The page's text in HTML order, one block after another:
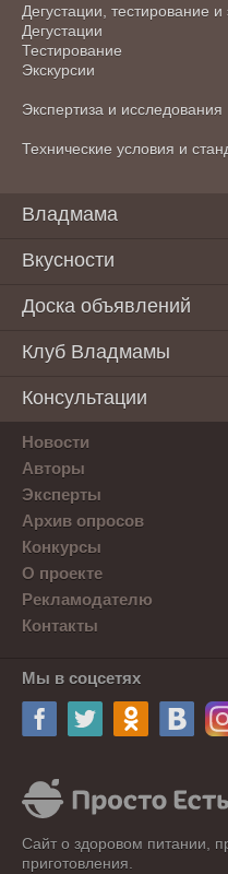
Дегустации, тестирование и
Дегустации
Тестирование
Экскурсии
Экспертиза и исследования
Технические условия и
Владмама
Вкусности
Доска объявлений
Клуб Владмамы
Консультации
Новости
Авторы
Эксперты
Архив опросов
Конкурсы
О проекте
Рекламодателю
Контакты
Мы в соцсетях
Сайт о здоровом питании,
приготовления.